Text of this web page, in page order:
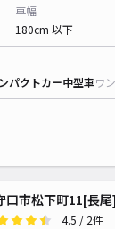
車幅
180cm 以下
パクトカー中型車ワ
口市松下町11[長尾
4.5 / 2件